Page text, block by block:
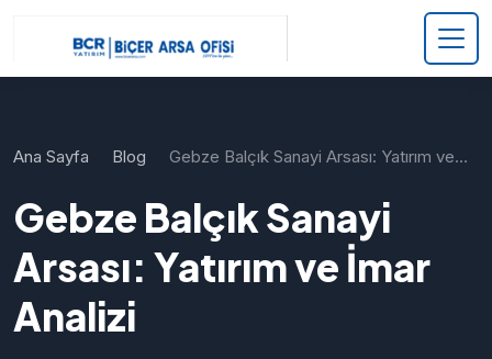
Ana Sayfa Blog Gebze Balçık Sanayi Arsası: Yatırım ve…
Gebze Balçık Sanayi
Arsası: Yatırım ve İmar
Analizi